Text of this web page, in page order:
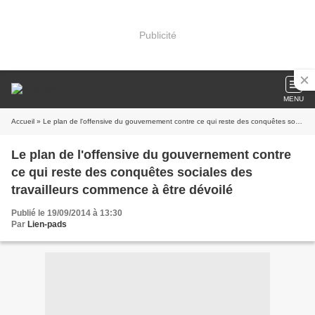
Publicité
MENU
Accueil » Le plan de l'offensive du gouvernement contre ce qui reste des conquêtes sociales des travailleurs commence à être dévoilé
Le plan de l'offensive du gouvernement contre
ce qui reste des conquêtes sociales des
travailleurs commence à être dévoilé
Publié le 19/09/2014 à 13:30
Par Lien-pads